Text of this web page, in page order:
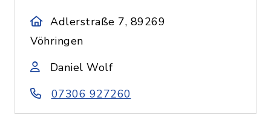
Adlerstraße 7, 89269
Vöhringen
Daniel Wolf
07306 927260